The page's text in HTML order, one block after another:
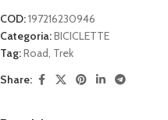
COD:197216230946
Categoria:BICICLETTE
Tag:Road, Trek
Share: